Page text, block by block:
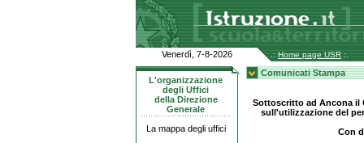
Venerdì, 7-8-2026 .: Home page USR :.
L'organizzazione
degli Uffici
della Direzione
Generale
La mappa degli uffici
Comunicati Stampa
Sottoscritto ad Ancona il
sull'utilizzazione del
Con